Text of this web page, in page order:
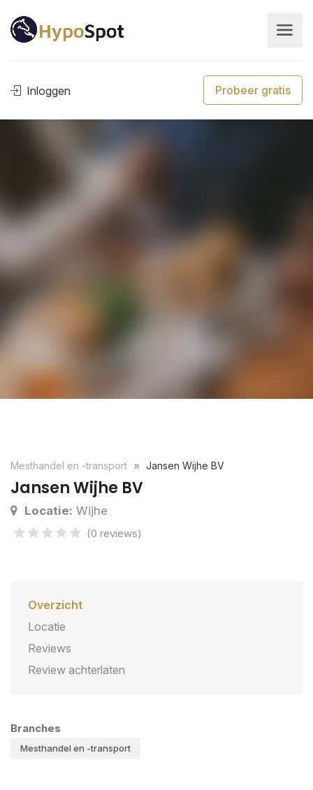
Inloggen Probeer gratis
Mesthandel en -transport Jansen Wijhe BV
Jansen Wijhe BV
Locatie: Wijhe
(0 reviews)
Overzicht
Locatie
Reviews
Review achterlaten
Branches
Mesthandel en -transport